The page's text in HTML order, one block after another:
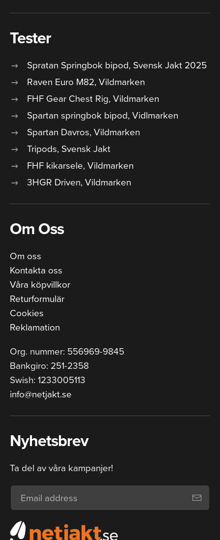
Tester
Spratan Springbok bipod, Svensk Jakt 2025
Raven Euro M82, Vildmarken
FHF Gear Chest Rig, Vildmarken
Spartan springbok bipod, Vidlmarken
Spartan Davros, Vildmarken
Tripods, Svensk Jakt
FHF kikarsele, Vildmarken
3HGR Driven, Vildmarken
Om Oss
Om oss
Kontakta oss
Våra köpvillkor
Returformulär
Cookies
Reklamation
Org. nummer: 556969-9845
Bankgiro: 251-2358
Swish: 1233005113
info@netjakt.se
Nyhetsbrev
Ta del av våra kampanjer!